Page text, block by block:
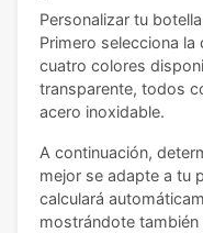
Personalizar tu
Primero selecciona
cuatro colores
transparente, todos
acero inoxidable.
A continuación,
mejor se adapte a tu
calculará
mostrándote